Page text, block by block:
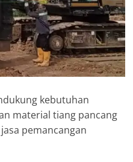
kebutuhan
material tiang pancang
pemancangan